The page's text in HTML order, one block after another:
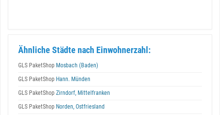
Ähnliche Städte nach Einwohnerzahl:
GLS PaketShop Mosbach (Baden)
GLS PaketShop Hann. Münden
GLS PaketShop Zirndorf, Mittelfranken
GLS PaketShop Norden, Ostfriesland